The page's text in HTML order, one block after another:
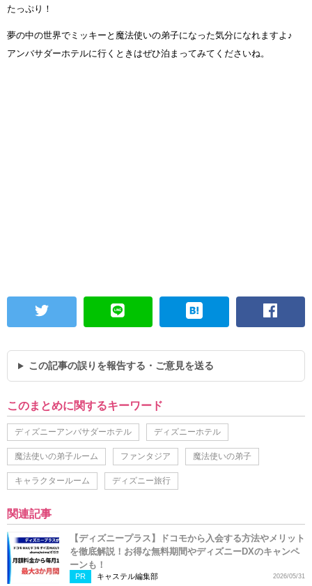
たっぷり！
夢の中の世界でミッキーと魔法使いの弟子になった気分になれますよ♪
アンバサダーホテルに行くときはぜひ泊まってみてくださいね。
この記事の誤りを報告する・ご意見を送る
このまとめに関するキーワード
ディズニーアンバサダーホテル ディズニーホテル
魔法使いの弟子ルーム ファンタジア 魔法使いの弟子
キャラクタールーム ディズニー旅行
関連記事
【ディズニープラス】ドコモから入会する方法やメリット
を徹底解説！お得な無料期間やディズニーDXのキャンペ
ーンも！
PR キャステル編集部 2026/05/31